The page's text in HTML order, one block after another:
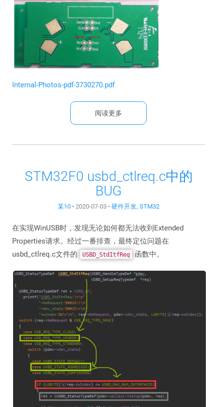
Internal-Photos-pdf-3730270.pdf
阅读更多
STM32F0 usbd_ctlreq.c中的
BUG
某10 • 2020-07-03 • 硬件开发, STM32
在实现WinUSB时，发现无论如何都无法收到Extended
Properties请求。经过一番排查，最终定位问题在
usbd_ctlreq.c文件的
USBD_StdItfReq 函数中。